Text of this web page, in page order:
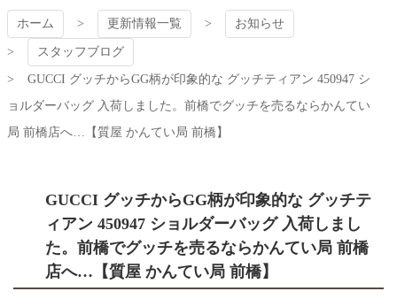
ホーム 更新情報一覧 お知らせ
スタッフブログ
GUCCI グッチからGG柄が印象的な グッチティアン 450947 シ
ョルダーバッグ 入荷しました。前橋でグッチを売るならかんてい
局 前橋店へ…【質屋 かんてい局 前橋】
GUCCI グッチからGG柄が印象的な グッチテ
ィアン 450947 ショルダーバッグ 入荷しまし
た。前橋でグッチを売るならかんてい局 前橋
店へ…【質屋 かんてい局 前橋】